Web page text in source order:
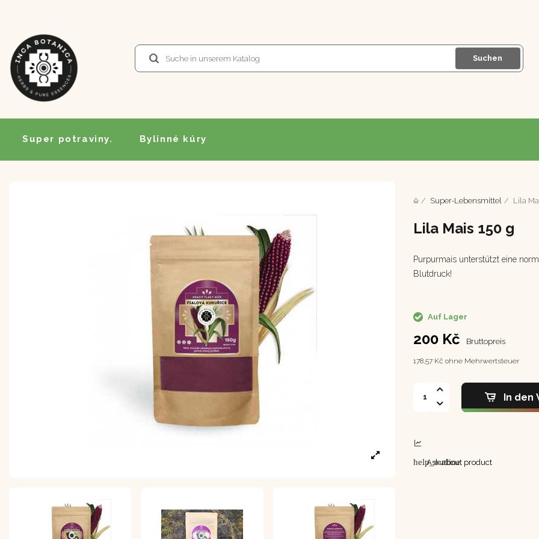
Suchen
Super potraviny. Bylinné kúry
Super-Lebensmittel Lila
Lila Mais 150 g
Purpurmais unterstützt eine
Blutdruck!
Auf Lager
200 Kč Bruttopreis
178,57 Kč ohne Mehrwertsteuer
In den
help_outline
Ask about product